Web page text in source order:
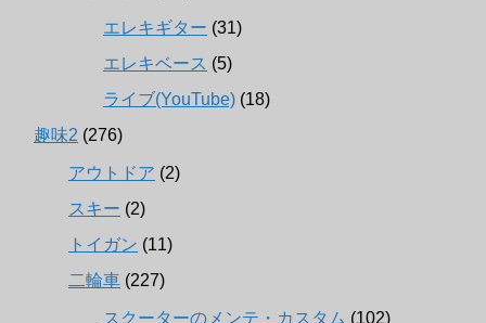
エレキギター (31)
エレキベース (5)
ライブ(YouTube) (18)
趣味2 (276)
アウトドア (2)
スキー (2)
トイガン (11)
二輪車 (227)
スクーターのメンテ・カスタム (102)